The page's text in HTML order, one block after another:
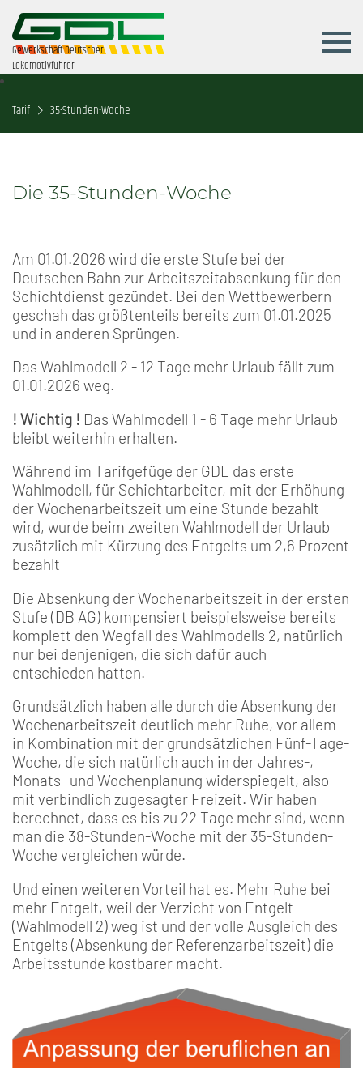
Gewerkschaft Deutscher
Lokomotivführer
Tarif 35-Stunden-Woche
Die 35-Stunden-Woche
Am 01.01.2026 wird die erste Stufe bei der
Deutschen Bahn zur Arbeitszeitabsenkung für den
Schichtdienst gezündet. Bei den Wettbewerbern
geschah das größtenteils bereits zum 01.01.2025
und in anderen Sprüngen.
Das Wahlmodell 2 - 12 Tage mehr Urlaub fällt zum
01.01.2026 weg.
! Wichtig ! Das Wahlmodell 1 - 6 Tage mehr Urlaub
bleibt weiterhin erhalten.
Während im Tarifgefüge der GDL das erste
Wahlmodell, für Schichtarbeiter, mit der Erhöhung
der Wochenarbeitszeit um eine Stunde bezahlt
wird, wurde beim zweiten Wahlmodell der Urlaub
zusätzlich mit Kürzung des Entgelts um 2,6 Prozent
bezahlt
Die Absenkung der Wochenarbeitszeit in der ersten
Stufe (DB AG) kompensiert beispielsweise bereits
komplett den Wegfall des Wahlmodells 2, natürlich
nur bei denjenigen, die sich dafür auch
entschieden hatten.
Grundsätzlich haben alle durch die Absenkung der
Wochenarbeitszeit deutlich mehr Ruhe, vor allem
in Kombination mit der grundsätzlichen Fünf-Tage-
Woche, die sich natürlich auch in der Jahres-,
Monats- und Wochenplanung widerspiegelt, also
mit verbindlich zugesagter Freizeit. Wir haben
berechnet, dass es bis zu 22 Tage mehr sind, wenn
man die 38-Stunden-Woche mit der 35-Stunden-
Woche vergleichen würde.
Und einen weiteren Vorteil hat es. Mehr Ruhe bei
mehr Entgelt, weil der Verzicht von Entgelt
(Wahlmodell 2) weg ist und der volle Ausgleich des
Entgelts (Absenkung der Referenzarbeitszeit) die
Arbeitsstunde kostbarer macht.